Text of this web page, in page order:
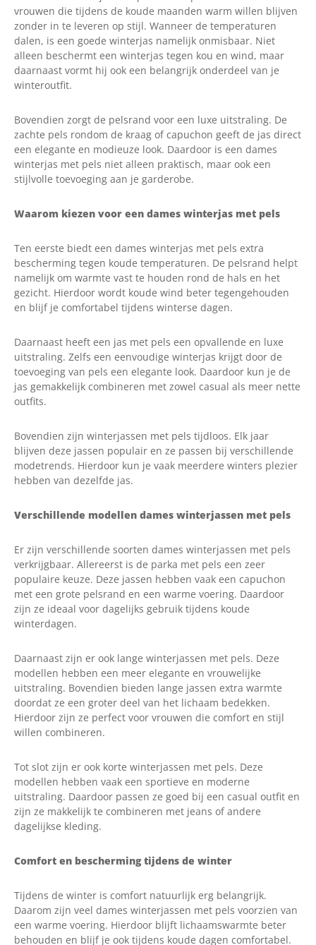
vrouwen die tijdens de koude maanden warm willen blijven
zonder in te leveren op stijl. Wanneer de temperaturen
dalen, is een goede winterjas namelijk onmisbaar. Niet
alleen beschermt een winterjas tegen kou en wind, maar
daarnaast vormt hij ook een belangrijk onderdeel van je
winteroutfit.
Bovendien zorgt de pelsrand voor een luxe uitstraling. De
zachte pels rondom de kraag of capuchon geeft de jas direct
een elegante en modieuze look. Daardoor is een dames
winterjas met pels niet alleen praktisch, maar ook een
stijlvolle toevoeging aan je garderobe.
Waarom kiezen voor een dames winterjas met pels
Ten eerste biedt een dames winterjas met pels extra
bescherming tegen koude temperaturen. De pelsrand helpt
namelijk om warmte vast te houden rond de hals en het
gezicht. Hierdoor wordt koude wind beter tegengehouden
en blijf je comfortabel tijdens winterse dagen.
Daarnaast heeft een jas met pels een opvallende en luxe
uitstraling. Zelfs een eenvoudige winterjas krijgt door de
toevoeging van pels een elegante look. Daardoor kun je de
jas gemakkelijk combineren met zowel casual als meer nette
outfits.
Bovendien zijn winterjassen met pels tijdloos. Elk jaar
blijven deze jassen populair en ze passen bij verschillende
modetrends. Hierdoor kun je vaak meerdere winters plezier
hebben van dezelfde jas.
Verschillende modellen dames winterjassen met pels
Er zijn verschillende soorten dames winterjassen met pels
verkrijgbaar. Allereerst is de parka met pels een zeer
populaire keuze. Deze jassen hebben vaak een capuchon
met een grote pelsrand en een warme voering. Daardoor
zijn ze ideaal voor dagelijks gebruik tijdens koude
winterdagen.
Daarnaast zijn er ook lange winterjassen met pels. Deze
modellen hebben een meer elegante en vrouwelijke
uitstraling. Bovendien bieden lange jassen extra warmte
doordat ze een groter deel van het lichaam bedekken.
Hierdoor zijn ze perfect voor vrouwen die comfort en stijl
willen combineren.
Tot slot zijn er ook korte winterjassen met pels. Deze
modellen hebben vaak een sportieve en moderne
uitstraling. Daardoor passen ze goed bij een casual outfit en
zijn ze makkelijk te combineren met jeans of andere
dagelijkse kleding.
Comfort en bescherming tijdens de winter
Tijdens de winter is comfort natuurlijk erg belangrijk.
Daarom zijn veel dames winterjassen met pels voorzien van
een warme voering. Hierdoor blijft lichaamswarmte beter
behouden en blijf je ook tijdens koude dagen comfortabel.